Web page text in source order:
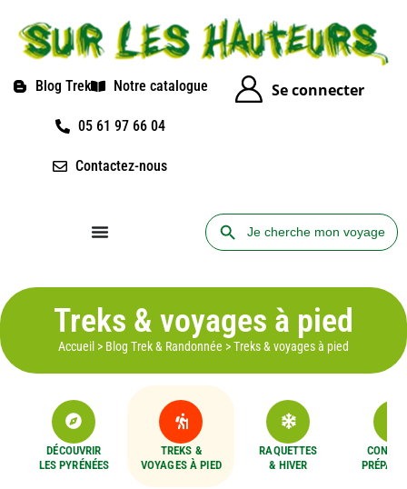
Blog Trek Notre catalogue
05 61 97 66 04
Contactez-nous
Se connecter
Search
for:
Search Button
Treks & voyages à pied
Accueil > Blog Trek & Randonnée >Treks & voyages à pied
DÉCOUVRIR
LES PYRÉNÉES
TREKS &
VOYAGES À PIED
RAQUETTES
& HIVER